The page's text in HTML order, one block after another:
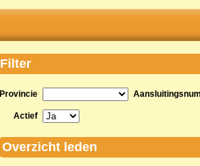
Filter
Provincie
Actief
Overzicht leden